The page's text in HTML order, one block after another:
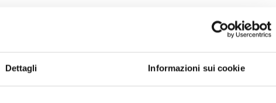
Dettagli Informazioni sui cookie
ALTRE